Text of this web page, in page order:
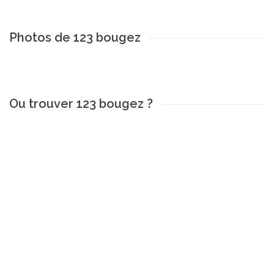
Photos de 123 bougez
Ou trouver 123 bougez ?